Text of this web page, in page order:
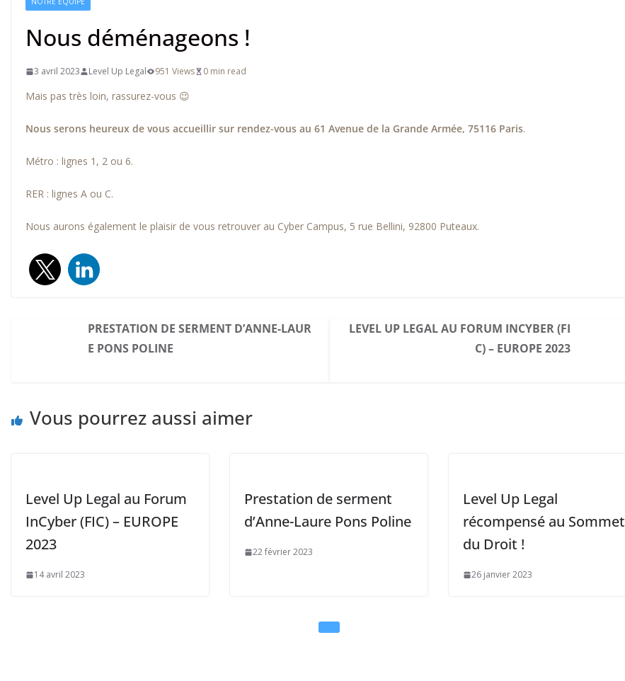
Nous déménageons !
3 avril 2023 Level Up Legal 951 Views 0 min read
Mais pas très loin, rassurez-vous 😉
Nous serons heureux de vous accueillir sur rendez-vous au 61 Avenue de la Grande Armée, 75116 Paris.
Métro : lignes 1, 2 ou 6.
RER : lignes A ou C.
Nous aurons également le plaisir de vous retrouver au Cyber Campus, 5 rue Bellini, 92800 Puteaux.
PRESTATION DE SERMENT D’ANNE-LAUR
E PONS POLINE
LEVEL UP LEGAL AU FORUM INCYBER (FI
C) – EUROPE 2023
Vous pourrez aussi aimer
Level Up Legal au Forum
InCyber (FIC) – EUROPE
2023
14 avril 2023
Prestation de serment
d’Anne-Laure Pons Poline
22 février 2023
Level Up Legal
récompensé au Sommet
du Droit !
26 janvier 2023